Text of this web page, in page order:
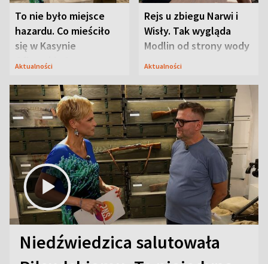
To nie było miejsce
hazardu. Co mieściło
się w Kasynie
Oficerskim?
Aktualności
Rejs u zbiegu Narwi i
Wisły. Tak wygląda
Modlin od strony wody
Aktualności
Niedźwiedzica salutowała